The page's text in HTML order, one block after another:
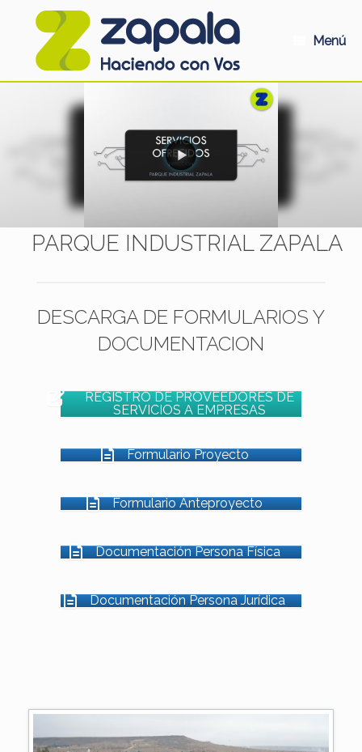
Menú
PARQUE INDUSTRIAL ZAPALA
DESCARGA DE FORMULARIOS Y
DOCUMENTACION
REGISTRO DE PROVEEDORES DE
SERVICIOS A EMPRESAS
Formulario Proyecto
Formulario Anteproyecto
Documentación Persona Física
Documentación Persona Jurídica